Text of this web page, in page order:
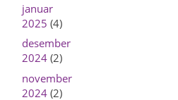
januar
2025 (4)
desember
2024(2)
november
2024(2)